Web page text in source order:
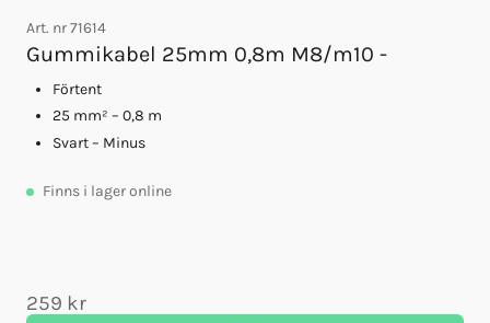
Art. nr71614
Gummikabel 25mm 0,8m M8/m10 -
Förtent
25 mm² – 0,8 m
Svart – Minus
Finns i lager online
259 kr